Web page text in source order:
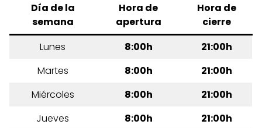
Día de la
semana
Hora de
apertura
Hora de
cierre
Lunes
8:00h
21:00h
Martes
8:00h
21:00h
Miércoles
8:00h
21:00h
Jueves
8:00h
21:00h